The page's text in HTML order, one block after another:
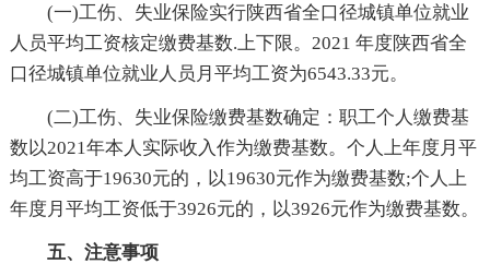
(一)工伤、失业保险实行陕西省全口径城镇单位就业
人员平均工资核定缴费基数.上下限。2021 年度陕西省全
口径城镇单位就业人员月平均工资为6543.33元。
(二)工伤、失业保险缴费基数确定：职工个人缴费基
数以2021年本人实际收入作为缴费基数。个人上年度月平
均工资高于19630元的，以19630元作为缴费基数;个人上
年度月平均工资低于3926元的，以3926元作为缴费基数。
五、注意事项